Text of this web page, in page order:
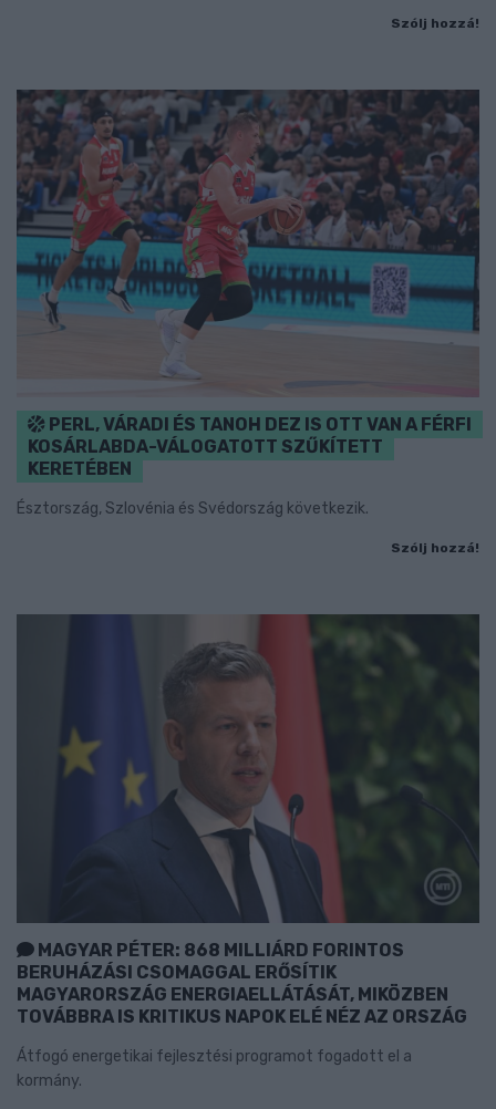
Szólj hozzá!
PERL, VÁRADI ÉS TANOH DEZ IS OTT VAN A FÉRFI
KOSÁRLABDA-VÁLOGATOTT SZŰKÍTETT
KERETÉBEN
Észtország, Szlovénia és Svédország következik.
Szólj hozzá!
MAGYAR PÉTER: 868 MILLIÁRD FORINTOS
BERUHÁZÁSI CSOMAGGAL ERŐSÍTIK
MAGYARORSZÁG ENERGIAELLÁTÁSÁT, MIKÖZBEN
TOVÁBBRA IS KRITIKUS NAPOK ELÉ NÉZ AZ ORSZÁG
Átfogó energetikai fejlesztési programot fogadott el a
kormány.